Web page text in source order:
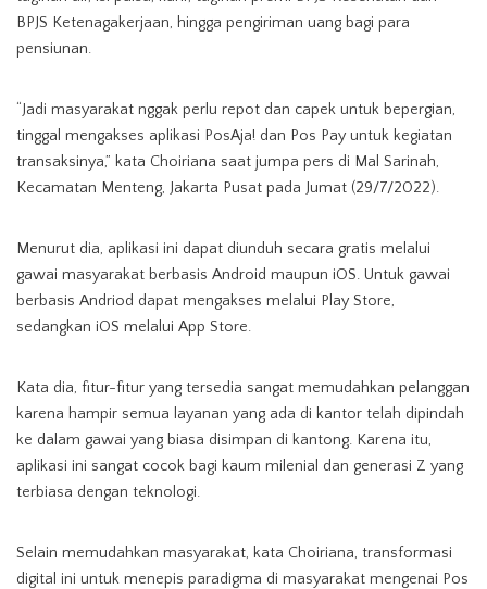
BPJS Ketenagakerjaan, hingga pengiriman uang bagi para
pensiunan.
“Jadi masyarakat nggak perlu repot dan capek untuk bepergian,
tinggal mengakses aplikasi PosAja! dan Pos Pay untuk kegiatan
transaksinya,” kata Choiriana saat jumpa pers di Mal Sarinah,
Kecamatan Menteng, Jakarta Pusat pada Jumat (29/7/2022).
Menurut dia, aplikasi ini dapat diunduh secara gratis melalui
gawai masyarakat berbasis Android maupun iOS. Untuk gawai
berbasis Andriod dapat mengakses melalui Play Store,
sedangkan iOS melalui App Store.
Kata dia, fitur-fitur yang tersedia sangat memudahkan pelanggan
karena hampir semua layanan yang ada di kantor telah dipindah
ke dalam gawai yang biasa disimpan di kantong. Karena itu,
aplikasi ini sangat cocok bagi kaum milenial dan generasi Z yang
terbiasa dengan teknologi.
Selain memudahkan masyarakat, kata Choiriana, transformasi
digital ini untuk menepis paradigma di masyarakat mengenai Pos